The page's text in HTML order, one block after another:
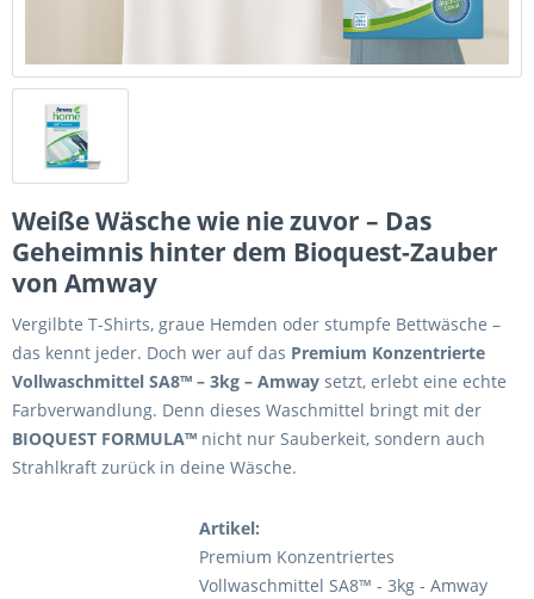
Weiße Wäsche wie nie zuvor – Das
Geheimnis hinter dem Bioquest-Zauber
von Amway
Vergilbte T-Shirts, graue Hemden oder stumpfe Bettwäsche –
das kennt jeder. Doch wer auf das Premium Konzentrierte
Vollwaschmittel SA8™ – 3kg – Amway setzt, erlebt eine echte
Farbverwandlung. Denn dieses Waschmittel bringt mit der
BIOQUEST FORMULA™ nicht nur Sauberkeit, sondern auch
Strahlkraft zurück in deine Wäsche.
Artikel:
Premium Konzentriertes
Vollwaschmittel SA8™ - 3kg - Amway